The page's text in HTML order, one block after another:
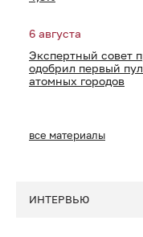
6 августа
Экспертный совет
одобрил первый
атомных городов
все материалы
ИНТЕРВЬЮ